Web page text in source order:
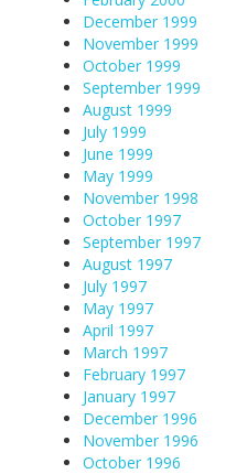
December 1999
November 1999
October 1999
September 1999
August 1999
July 1999
June 1999
May 1999
November 1998
October 1997
September 1997
August 1997
July 1997
May 1997
April 1997
March 1997
February 1997
January 1997
December 1996
November 1996
October 1996